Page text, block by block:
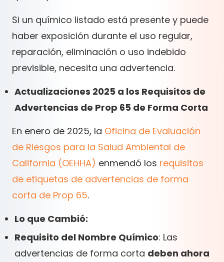
Si un químico listado está presente y puede
haber exposición durante el uso regular,
reparación, eliminación o uso indebido
previsible, necesita una advertencia.
Actualizaciones 2025 a los Requisitos de
Advertencias de Prop 65 de Forma Corta
En enero de 2025, la Oficina de Evaluación
de Riesgos para la Salud Ambiental de
California (OEHHA) enmendó los requisitos
de etiquetas de advertencias de forma
corta de Prop 65.
Lo que Cambió:
Requisito del Nombre Químico: Las
advertencias de forma corta deben ahora